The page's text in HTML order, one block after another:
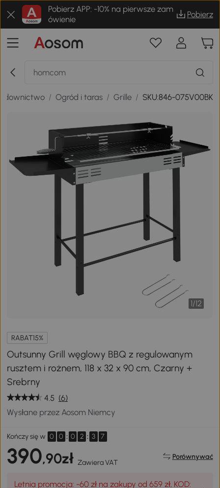
Pobierz APP: -10% na pierwsze zam
ówienie
Pobierz
/ Ogród i taras / Grille / SKU:846-075V00BK
1/12
RABAT15%
Outsunny Grill węglowy BBQ z regulowanym
rusztem i rożnem, 118 x 32 x 90 cm, Czarny +
Srebrny
4.5 (6)
Wysłane przez Aosom Niemcy
Kończy się w 0 0 : 0 2 : 3 6
390,90zł Zawiera VAT
Porównywać
Letnia promocja: -60 zł na zakupy od 659 zł, KOD: